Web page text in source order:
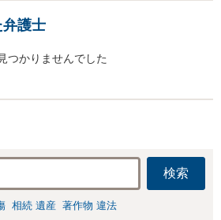
弁護士
つかりませんでした
検索
相続 遺産 著作物 違法